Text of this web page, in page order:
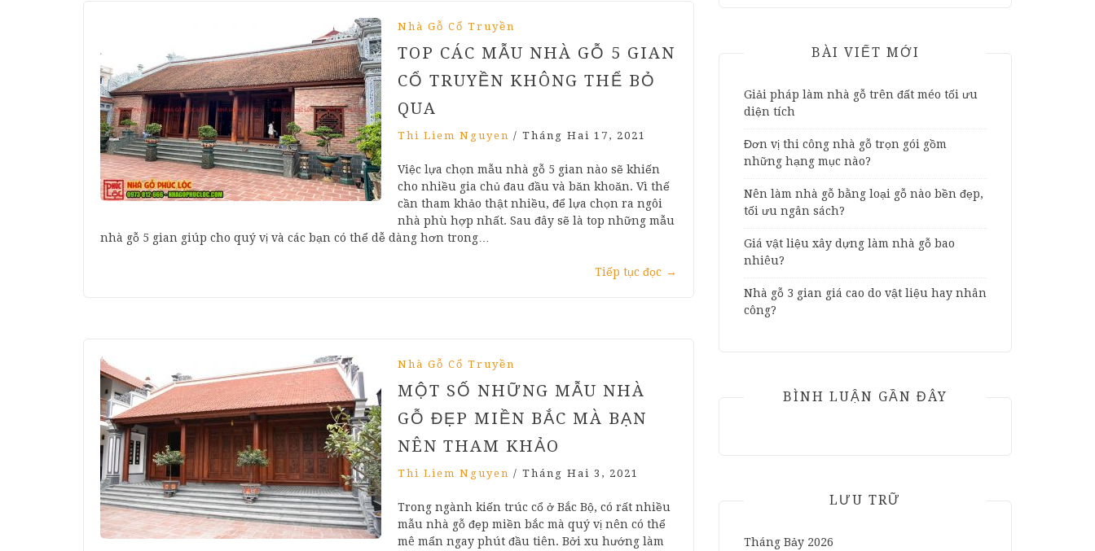
Nhà Gỗ Cổ Truyền
TOP CÁC MẪU NHÀ GỖ 5 GIAN
CỔ TRUYỀN KHÔNG THỂ BỎ
QUA
Thi Liem Nguyen / Tháng Hai 17, 2021
Việc lựa chọn mẫu nhà gỗ 5 gian nào sẽ khiến
cho nhiều gia chủ đau đầu và băn khoăn. Vì thế
cần tham khảo thật nhiều, để lựa chọn ra ngôi
nhà phù hợp nhất. Sau đây sẽ là top những mẫu
nhà gỗ 5 gian giúp cho quý vị và các bạn có thể dễ dàng hơn trong…
Tiếp tục đọc →
Nhà Gỗ Cổ Truyền
MỘT SỐ NHỮNG MẪU NHÀ
GỖ ĐẸP MIỀN BẮC MÀ BẠN
NÊN THAM KHẢO
Thi Liem Nguyen / Tháng Hai 3, 2021
Trong ngành kiến trúc cổ ở Bắc Bộ, có rất nhiều
mẫu nhà gỗ đẹp miền bắc mà quý vị nên có thể
mê mẩn ngay phút đầu tiên. Bởi xu hướng làm
BÀI VIẾT MỚI
Giải pháp làm nhà gỗ trên đất méo tối ưu
diện tích
Đơn vị thi công nhà gỗ trọn gói gồm
những hạng mục nào?
Nên làm nhà gỗ bằng loại gỗ nào bền đẹp,
tối ưu ngân sách?
Giá vật liệu xây dựng làm nhà gỗ bao
nhiêu?
Nhà gỗ 3 gian giá cao do vật liệu hay nhân
công?
BÌNH LUẬN GẦN ĐÂY
LƯU TRỮ
Tháng Bảy 2026